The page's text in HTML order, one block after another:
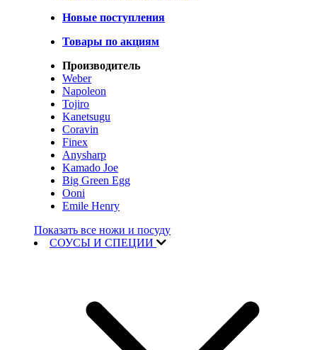
Новые поступления
Товары по акциям
Производитель
Weber
Napoleon
Tojiro
Kanetsugu
Coravin
Finex
Anysharp
Kamado Joe
Big Green Egg
Ooni
Emile Henry
Показать все ножи и посуду
СОУСЫ И СПЕЦИИ